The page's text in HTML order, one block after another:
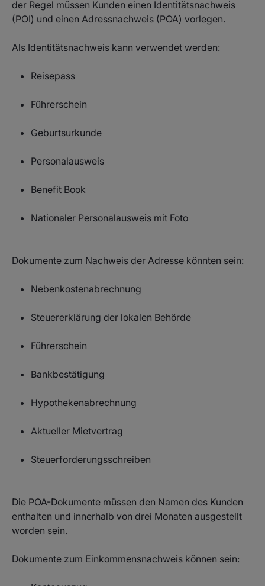
der Regel müssen Kunden einen Identitätsnachweis
(POI) und einen Adressnachweis (POA) vorlegen.
Als Identitätsnachweis kann verwendet werden:
Reisepass
Führerschein
Geburtsurkunde
Personalausweis
Benefit Book
Nationaler Personalausweis mit Foto
Dokumente zum Nachweis der Adresse könnten sein:
Nebenkostenabrechnung
Steuererklärung der lokalen Behörde
Führerschein
Bankbestätigung
Hypothekenabrechnung
Aktueller Mietvertrag
Steuerforderungsschreiben
Die POA-Dokumente müssen den Namen des Kunden
enthalten und innerhalb von drei Monaten ausgestellt
worden sein.
Dokumente zum Einkommensnachweis können sein: